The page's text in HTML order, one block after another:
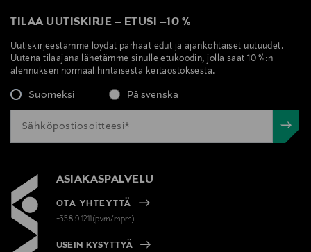
TILAA UUTISKIRJE – ETUSI –10 %
Uutiskirjeestämme löydät parhaat edut ja ajankohtaiset uutuudet.
Uutena tilaajana lähetämme sinulle etukoodin, jolla saat 10 %:n
alennuksen normaalihintaisesta kertaostoksesta.
Suomeksi På svenska
ASIAKASPALVELU
OTA YHTEYTTÄ
+358 9 1211(pvm/mpm)
USEIN KYSYTTYÄ